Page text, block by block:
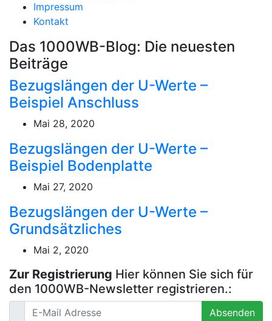
Impressum
Kontakt
Das 1000WB-Blog: Die neuesten
Beiträge
Bezugslängen der U-Werte –
Beispiel Anschluss
Mai 28, 2020
Bezugslängen der U-Werte –
Beispiel Bodenplatte
Mai 27, 2020
Bezugslängen der U-Werte –
Grundsätzliches
Mai 2, 2020
Zur Registrierung Hier können Sie sich für
den 1000WB-Newsletter registrieren.:
Absenden